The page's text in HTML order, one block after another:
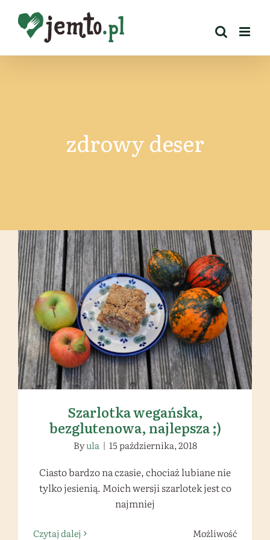
zawartości
zdrowy deser
Szarlotka wegańska, bezglutenowa,
najlepsza ;)
Szarlotka wegańska,
bezglutenowa, najlepsza ;)
Byula | 15 października, 2018
Ciasto bardzo na czasie, chociaż lubiane nie
tylko jesienią. Moich wersji szarlotek jest co
najmniej
Czytaj dalej
Możliwość